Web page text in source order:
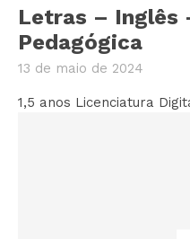
Letras – Inglês
Pedagógica
13 de maio de 2024
1,5 anos